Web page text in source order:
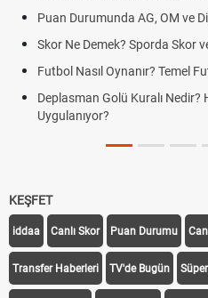
Puan Durumunda AG, OM ve
Skor Ne Demek? Sporda Skor
Futbol Nasıl Oynanır? Temel
Deplasman Golü Kuralı
Uygulanıyor?
KEŞFET
iddaa Canlı Skor Puan Durumu
Transfer Haberleri TV'de Bugün